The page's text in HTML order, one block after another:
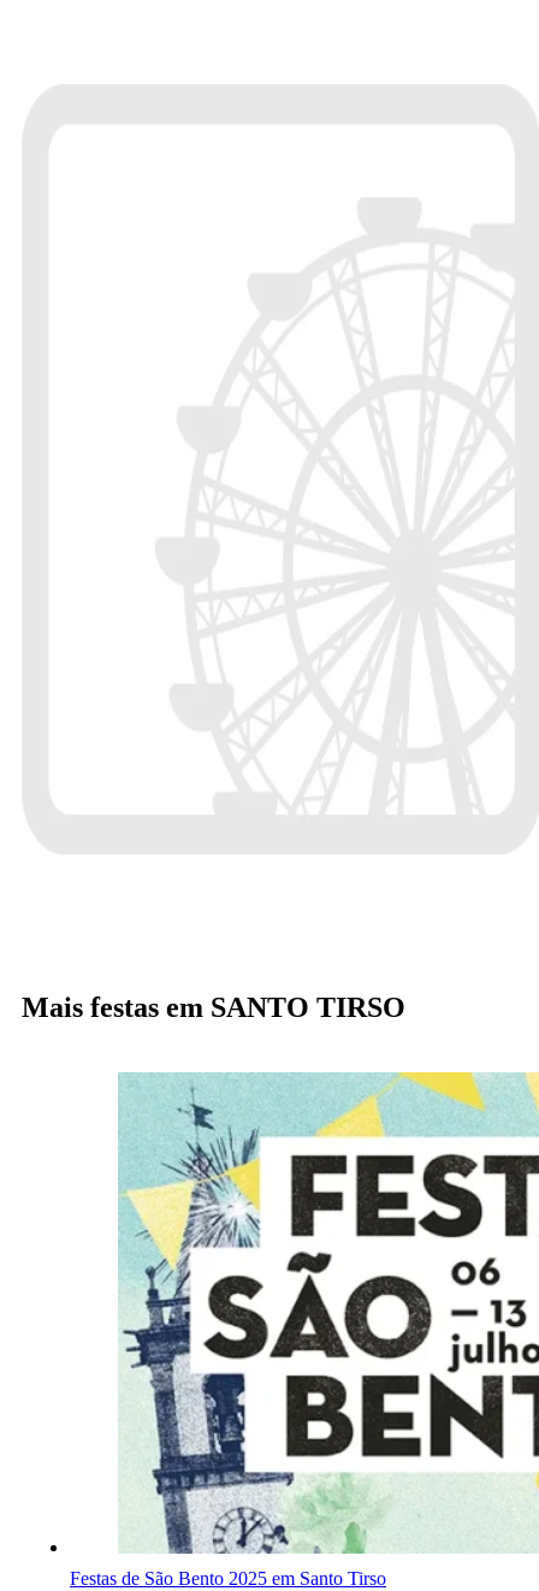
Mais festas em SANTO TIRSO
Festas de São Bento 2025 em Santo Tirso